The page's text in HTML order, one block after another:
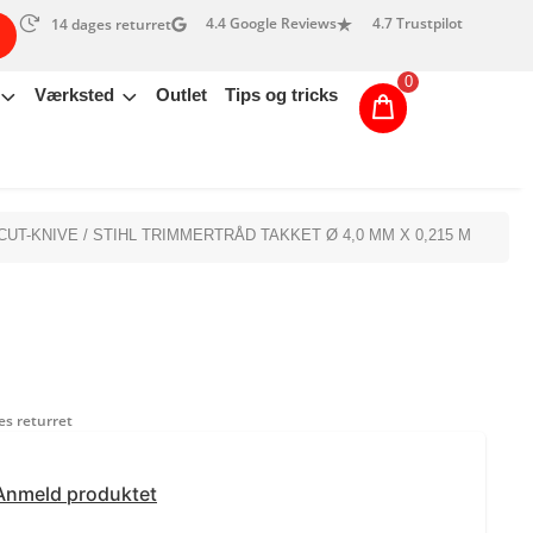
14 dages returret 4.4 Google Reviews 4.7 Trustpilot
Værksted Outlet Tips og tricks
0
KNIVE / STIHL TRIMMERTRÅD TAKKET Ø 4,0 MM X 0,215 M
returret
produktet